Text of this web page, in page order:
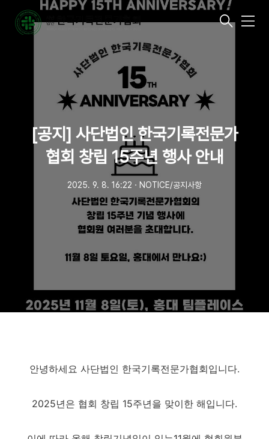
메
[공지] 사단법인 한국기록전문가
협회 창립 15주년 행사 안내
2025. 9. 8. 16:22 ㆍ NOTICE/공지사항
안녕하세요 사단법인 한국기록전문가협회입니다.
2025년은 협회 창립 15주년을 맞이한 해입니다.